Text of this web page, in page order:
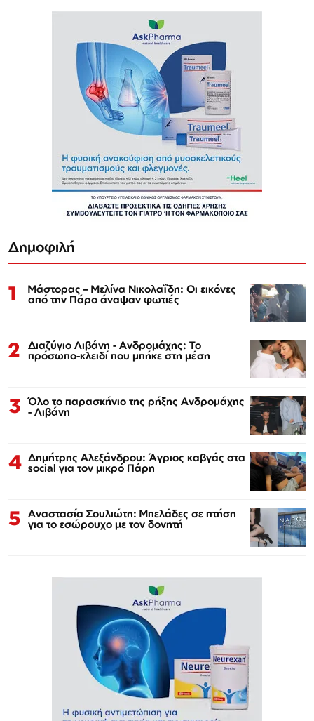
Δημοφιλή
1 Μάστορας – Μελίνα Νικολαΐδη: Οι εικόνες
από την Πάρο άναψαν φωτιές
2 Διαζύγιο Λιβάνη - Ανδρομάχης: Το
πρόσωπο-κλειδί που μπήκε στη μέση
3 Όλο το παρασκήνιο της ρήξης Ανδρομάχης
- Λιβάνη
4 Δημήτρης Αλεξάνδρου: Άγριος καβγάς στα
social για τον μικρό Πάρη
5 Αναστασία Σουλιώτη: Μπελάδες σε πτήση
για το εσώρουχο με τον δονητή